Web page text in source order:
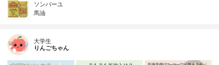
ソンバーユ
馬油
大学生
りんごちゃん